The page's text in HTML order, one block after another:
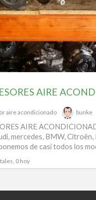
AIRE
aire acondicionado bunke
AIRE
mercedes, BMW, Citroën,
de casi todos los
0 hoy